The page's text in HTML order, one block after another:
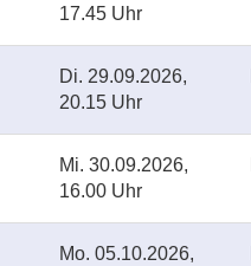
17.45 Uhr
Di. 29.09.2026,
20.15 Uhr
Mi. 30.09.2026,
16.00 Uhr
Mo. 05.10.2026,